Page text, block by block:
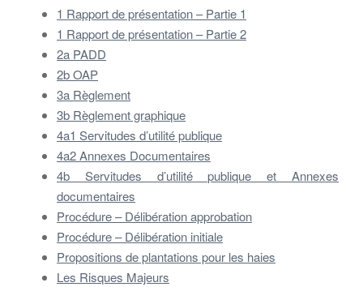
1 Rapport de présentation – Partie 1
1 Rapport de présentation – Partie 2
2a PADD
2b OAP
3a Règlement
3b Règlement graphique
4a1 Servitudes d’utilité publique
4a2 Annexes Documentaires
4b Servitudes d’utilité publique et Annexes
documentaires
Procédure – Délibération approbation
Procédure – Délibération initiale
Propositions de plantations pour les haies
Les Risques Majeurs